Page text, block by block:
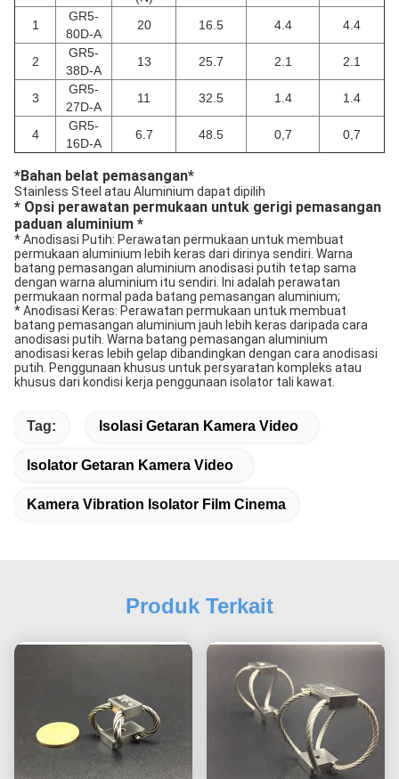
1
GR5-
80D-A
20 16.5 4.4 4.4
2
GR5-
38D-A
13 25.7 2.1 2.1
3
GR5-
27D-A
11 32.5 1.4 1.4
4
GR5-
16D-A
6.7 48.5 0,7 0,7
*Bahan belat pemasangan*
Stainless Steel atau Aluminium dapat dipilih
* Opsi perawatan permukaan untuk gerigi pemasangan
paduan aluminium *
* Anodisasi Putih: Perawatan permukaan untuk membuat
permukaan aluminium lebih keras dari dirinya sendiri. Warna
batang pemasangan aluminium anodisasi putih tetap sama
dengan warna aluminium itu sendiri. Ini adalah perawatan
permukaan normal pada batang pemasangan aluminium;
* Anodisasi Keras: Perawatan permukaan untuk membuat
batang pemasangan aluminium jauh lebih keras daripada cara
anodisasi putih. Warna batang pemasangan aluminium
anodisasi keras lebih gelap dibandingkan dengan cara anodisasi
putih. Penggunaan khusus untuk persyaratan kompleks atau
khusus dari kondisi kerja penggunaan isolator tali kawat.
Tag: Isolasi Getaran Kamera Video
Isolator Getaran Kamera Video
Kamera Vibration Isolator Film Cinema
Produk Terkait